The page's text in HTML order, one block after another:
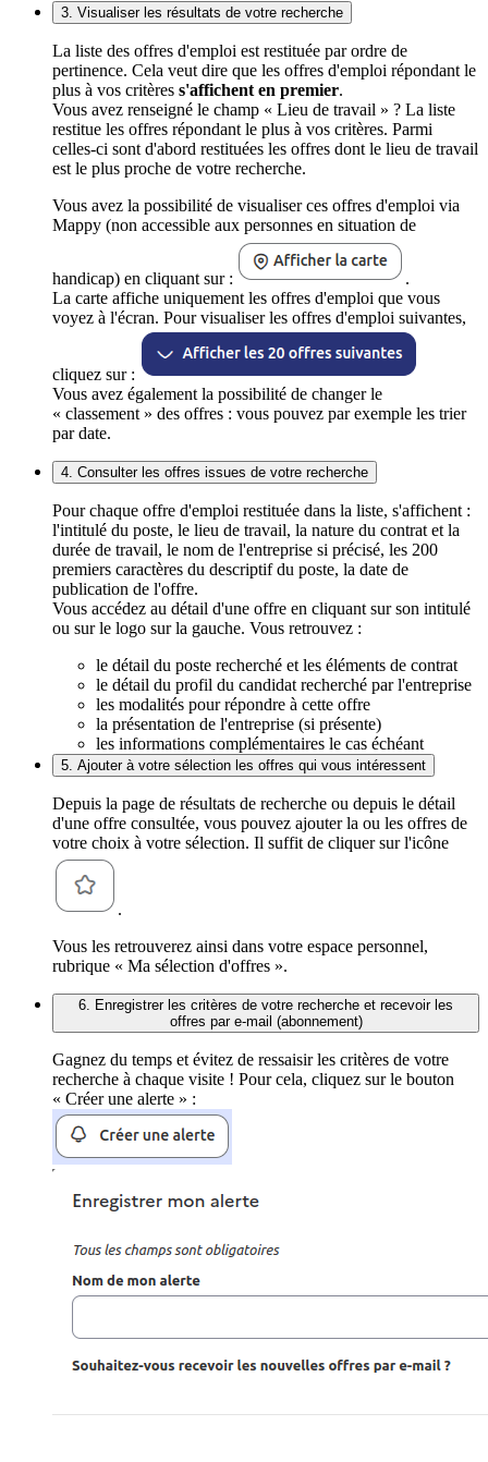
3. Visualiser les résultats de votre recherche
La liste des offres d'emploi est restituée par ordre de
pertinence. Cela veut dire que les offres d'emploi répondant le
plus à vos critères s'affichent en premier.
Vous avez renseigné le champ « Lieu de travail » ? La liste
restitue les offres répondant le plus à vos critères. Parmi
celles-ci sont d'abord restituées les offres dont le lieu de travail
est le plus proche de votre recherche.
Vous avez la possibilité de visualiser ces offres d'emploi via
Mappy (non accessible aux personnes en situation de
handicap) en cliquant sur :
.
La carte affiche uniquement les offres d'emploi que vous
voyez à l'écran. Pour visualiser les offres d'emploi suivantes,
cliquez sur :
Vous avez également la possibilité de changer le
« classement » des offres : vous pouvez par exemple les trier
par date.
4. Consulter les offres issues de votre recherche
Pour chaque offre d'emploi restituée dans la liste, s'affichent :
l'intitulé du poste, le lieu de travail, la nature du contrat et la
durée de travail, le nom de l'entreprise si précisé, les 200
premiers caractères du descriptif du poste, la date de
publication de l'offre.
Vous accédez au détail d'une offre en cliquant sur son intitulé
ou sur le logo sur la gauche. Vous retrouvez :
le détail du poste recherché et les éléments de contrat
le détail du profil du candidat recherché par l'entreprise
les modalités pour répondre à cette offre
la présentation de l'entreprise (si présente)
les informations complémentaires le cas échéant
5. Ajouter à votre sélection les offres qui vous intéressent
Depuis la page de résultats de recherche ou depuis le détail
d'une offre consultée, vous pouvez ajouter la ou les offres de
votre choix à votre sélection. Il suffit de cliquer sur l'icône
.
Vous les retrouverez ainsi dans votre espace personnel,
rubrique « Ma sélection d'offres ».
6. Enregistrer les critères de votre recherche et recevoir les
offres par e-mail (abonnement)
Gagnez du temps et évitez de ressaisir les critères de votre
recherche à chaque visite ! Pour cela, cliquez sur le bouton
« Créer une alerte » :